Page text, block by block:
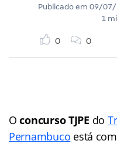
Publicado em 09/07/
1
0 0
Oconcurso TJPE do
Pernambuco está